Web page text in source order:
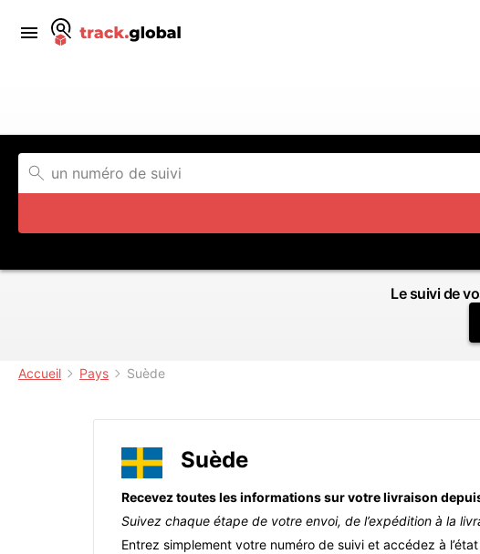
Le suivi de
Accueil Pays Suède
Suède
Recevez toutes les informations sur votre livraison
Suivez chaque étape de votre envoi, de l’expédition à la
Entrez simplement votre numéro de suivi et accédez à